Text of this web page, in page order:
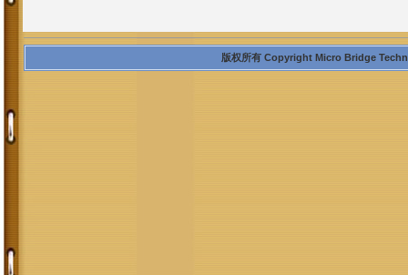
版权所有 Copyright Micro Bridge